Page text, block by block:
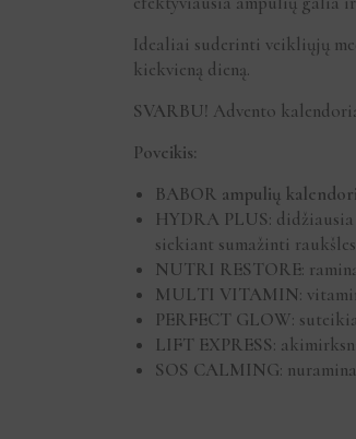
Idealiai suderinti veikliųjų
kiekvieną dieną.
SVARBU! Advento
Poveikis:
BABOR ampulių
HYDRA PLUS:
siekiant sumažinti
NUTRI RESTORE:
MULTI VITAMIN:
PERFECT GLOW:
LIFT EXPRESS:
SOS CALMING: